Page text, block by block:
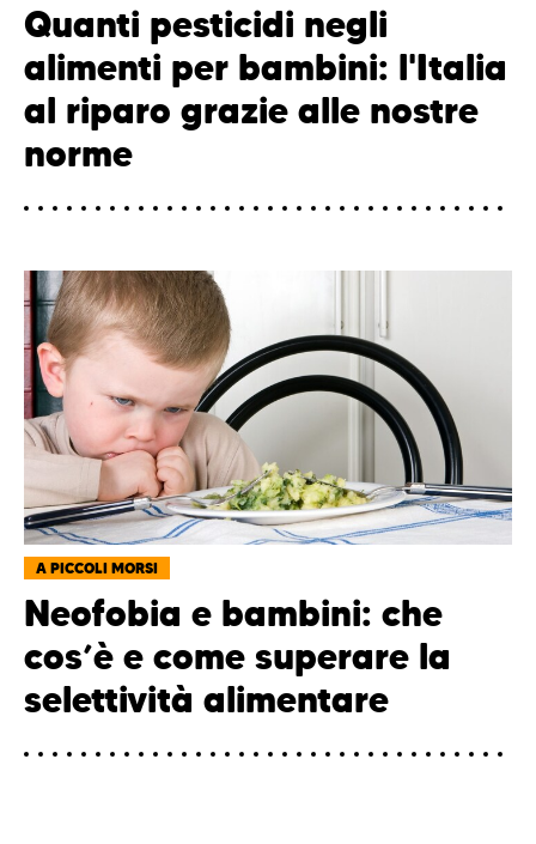
Quanti pesticidi negli
alimenti per bambini: l'Italia
al riparo grazie alle nostre
norme
A PICCOLI MORSI
Neofobia e bambini: che
cos’è e come superare la
selettività alimentare